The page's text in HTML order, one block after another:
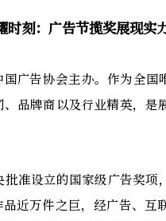
时刻：广告节揽奖展现实
广告协会主办。作为全国
品牌商以及行业精英，是
准设立的国家级广告奖项
近万件之巨，经广告、互